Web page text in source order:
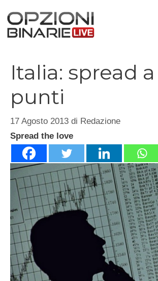
contenuto
Italia: spread
punti
17 Agosto 2013 di Redazione
Spread the love